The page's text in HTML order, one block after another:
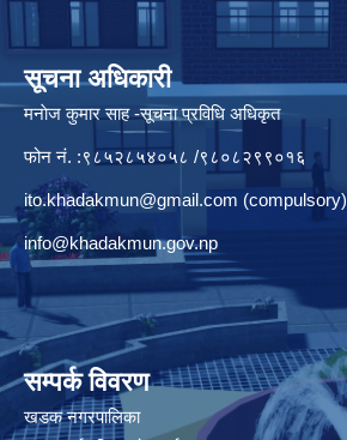
सूचना अधिकारी
मनाेज कुमार साह -सूचना प्रविधि अधिकृत
फोन नं. :९८५२८५४०५८ /९८०८२९९०१६
ito.khadakmun@gmail.com (compulsory)
info@khadakmun.gov.np
सम्पर्क विवरण
खडक नगरपालिका